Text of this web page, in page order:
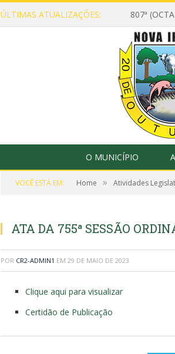
ÚLTIMAS ATUALIZAÇÕES: 807ª
O MUNICÍPIO
VOCÊ ESTÁ EM: Home » Atividades
ATA DA 755ª SESSÃO
POR CR2-ADMIN1 EM 29 DE MAIO DE 2023
Clique aqui para visualizar
Certidão de Publicação